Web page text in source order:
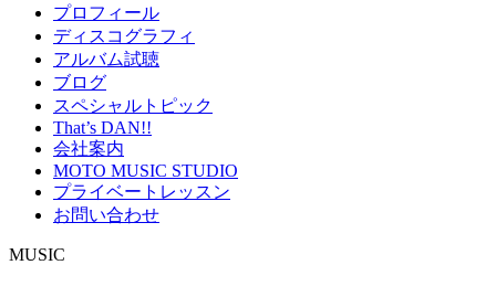
プロフィール
ディスコグラフィ
アルバム試聴
ブログ
スペシャルトピック
That’s DAN!!
会社案内
MOTO MUSIC STUDIO
プライベートレッスン
お問い合わせ
MUSIC